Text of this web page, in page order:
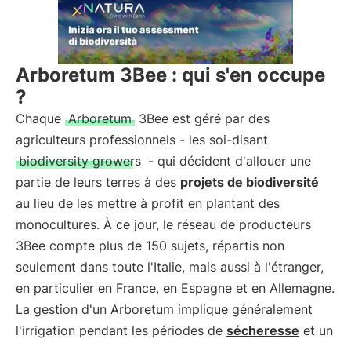
Arboretum 3Bee : qui s'en occupe
?
Chaque Arboretum 3Bee est géré par des
agriculteurs professionnels - les soi-disant
biodiversity growers - qui décident d'allouer une
partie de leurs terres à des projets de biodiversité
au lieu de les mettre à profit en plantant des
monocultures. À ce jour, le réseau de producteurs
3Bee compte plus de 150 sujets, répartis non
seulement dans toute l'Italie, mais aussi à l'étranger,
en particulier en France, en Espagne et en Allemagne.
La gestion d'un Arboretum implique généralement
l'irrigation pendant les périodes de sécheresse et un